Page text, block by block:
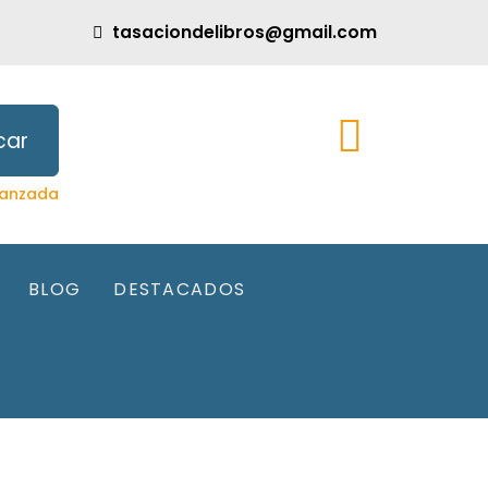
tasaciondelibros@gmail.com
BLOG DESTACADOS